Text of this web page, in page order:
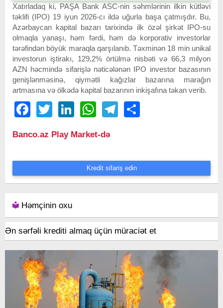
Xatırladaq ki, PAŞA Bank ASC-nin səhmlərinin ilkin kütləvi
təklifi (IPO) 19 iyun 2026-cı ildə uğurla başa çatmışdır. Bu,
Azərbaycan kapital bazarı tarixində ilk özəl şirkət IPO-su
olmaqla yanaşı, həm fərdi, həm də korporativ investorlar
tərəfindən böyük maraqla qarşılanıb. Təxminən 18 min unikal
investorun iştirakı, 129,2% örtülmə nisbəti və 66,3 milyon
AZN həcmində sifarişlə nəticələnən IPO investor bazasının
genişlənməsinə, qiymətli kağızlar bazarına marağın
artmasına və ölkədə kapital bazarının inkişafına təkan verib.
FacebookTwitter LinkedIn WhatsAppTelegram
Banco.az Play Market-də
Kredit sifariş edin
Həmçinin oxu
Ən sərfəli krediti almaq üçün müraciət et